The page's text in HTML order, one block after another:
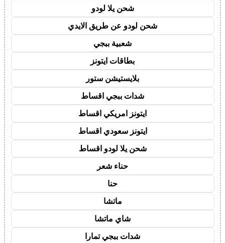
شحن يلا لودو
شحن لودو عن طريق الايدي
شعبية ببجي
بطاقات ايتونز
بلايستيشن ستور
شدات ببجي اقساط
ايتونز امريكي اقساط
ايتونز سعودي اقساط
شحن يلا لودو اقساط
حناء شعر
حنا
ماتشا
شاي ماتشا
شدات ببجي تمارا